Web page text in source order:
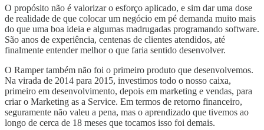
O propósito não é valorizar o esforço aplicado, e sim dar uma dose
de realidade de que colocar um negócio em pé demanda muito mais
do que uma boa ideia e algumas madrugadas programando software.
São anos de experiência, centenas de clientes atendidos, até
finalmente entender melhor o que faria sentido desenvolver.
O Ramper também não foi o primeiro produto que desenvolvemos.
Na virada de 2014 para 2015, investimos todo o nosso caixa,
primeiro em desenvolvimento, depois em marketing e vendas, para
criar o Marketing as a Service. Em termos de retorno financeiro,
seguramente não valeu a pena, mas o aprendizado que tivemos ao
longo de cerca de 18 meses que tocamos isso foi demais.